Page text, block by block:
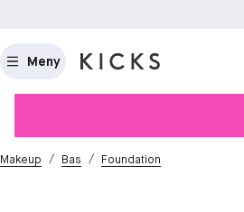
Meny
Makeup / Bas / Foundation